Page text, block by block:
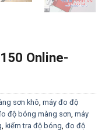
Online-
sơn khô, máy đo độ
độ bóng màng sơn, máy
, kiểm tra độ bóng, đo độ